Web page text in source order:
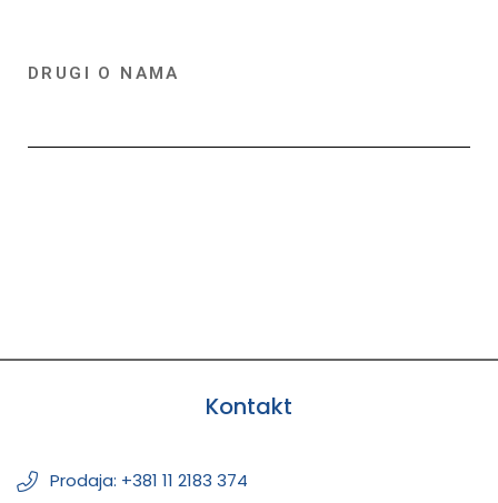
DRUGI O NAMA
Kontakt
Prodaja: +381 11 2183 374